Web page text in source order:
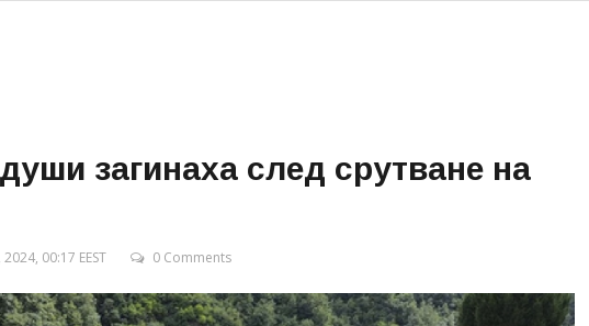
загинаха след срутване на
00:17 EEST 0 Comments